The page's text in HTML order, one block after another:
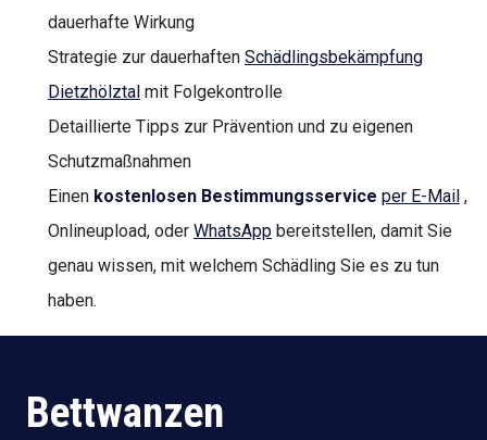
dauerhafte Wirkung
Strategie zur dauerhaften Schädlingsbekämpfung
Dietzhölztal mit Folgekontrolle
Detaillierte Tipps zur Prävention und zu eigenen
Schutzmaßnahmen
Einen kostenlosen Bestimmungsservice per E-Mail ,
Onlineupload, oder WhatsApp bereitstellen, damit Sie
genau wissen, mit welchem Schädling Sie es zu tun
haben.
Bettwanzen